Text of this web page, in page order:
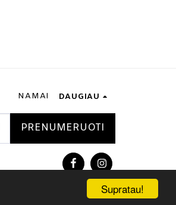
Supratau!
NAMAI DAUGIAU
PRENUMERUOTI